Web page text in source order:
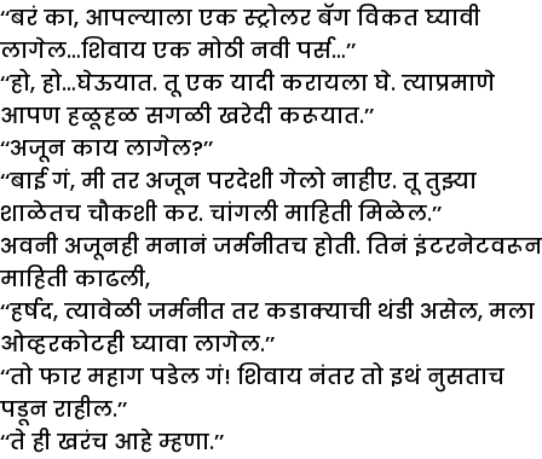
‘‘बरं का, आपल्याला एक स्ट्रोलर बॅग विकत घ्यावी
लागेल…शिवाय एक मोठी नवी पर्स…’’
‘‘हो, हो…घेऊयात. तू एक यादी करायला घे. त्याप्रमाणे
आपण हळूहळ सगळी खरेदी करूयात.’’
‘‘अजून काय लागेल?’’
‘‘बाई गं, मी तर अजून परदेशी गेलो नाहीए. तू तुझ्या
शाळेतच चौकशी कर. चांगली माहिती मिळेल.’’
अवनी अजूनही मनानं जर्मनीतच होती. तिनं इंटरनेटवरून
माहिती काढली,
‘‘हर्षद, त्यावेळी जर्मनीत तर कडाक्याची थंडी असेल, मला
ओव्हरकोटही घ्यावा लागेल.’’
‘‘तो फार महाग पडेल गं! शिवाय नंतर तो इथं नुसताच
पडून राहील.’’
‘‘ते ही खरंच आहे म्हणा.’’